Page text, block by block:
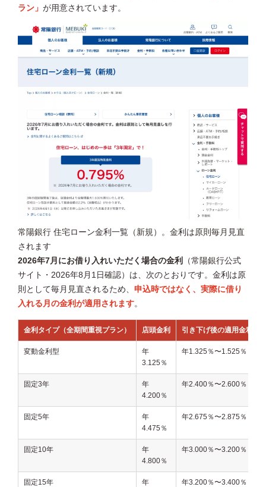
ラン」 が用意されています。
常陽銀行 住宅ローン金利一覧（新規）。金利は原則毎月見直
されます
2026年7月にお借り入れいただく場合の金利
（常陽銀行公式
サイト・2026年8月1日確認）は、次のとおりです。金利は原
則として毎月見直されるため、 申込時ではなく、実際に借り
入れる月の金利が適用されます。
金利タイプ（全期間重視プラン） 店頭金利 引き下げ後の適用金利
変動金利型
年
3.125％
年1.325％〜1.525％
固定3年
年
4.200％
年2.400％〜2.600％
固定5年
年
4.475％
年2.675％〜2.875％
固定10年
年
4.800％
年3.000％〜3.200％
固定15年
年
年3.200％〜3.400％